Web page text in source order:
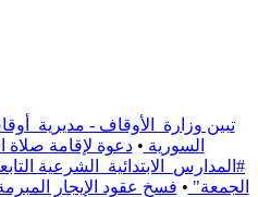
تبين وزارة_الأوقاف -
السورية • دعوة لإقامة صلاة
#المدارس_الابتدائية_الشرعية
الجمعة" • فسخ عقود الإيجار المبرمة مع شركة